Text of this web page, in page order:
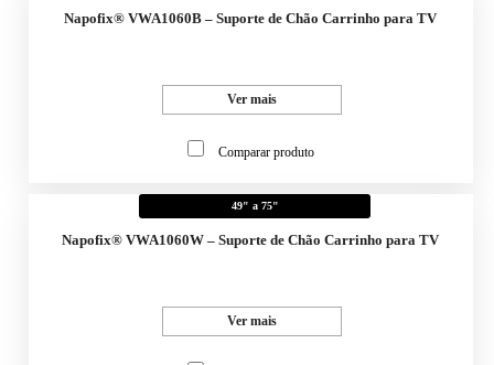
Napofix® VWA1060B – Suporte de Chão Carrinho para TV
Ver mais
Comparar produto
49" a 75"
Napofix® VWA1060W – Suporte de Chão Carrinho para TV
Ver mais